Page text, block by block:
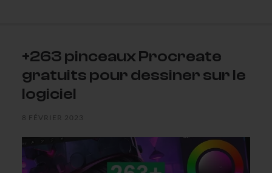
+263 pinceaux Procreate
gratuits pour dessiner sur le
logiciel
8 FÉVRIER 2023